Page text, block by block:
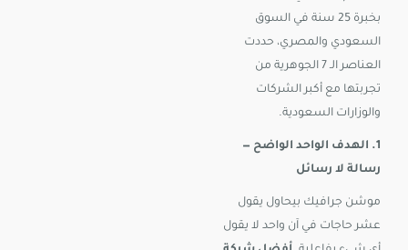
بخبرة 25 سنة في السوق
السعودي والمصري، حددت
العناصر الـ 7 الجوهرية من
تجربتها مع أكبر الشركات
والوزارات السعودية.
1. الهدف الواحد الواضح —
رسالة لا رسائل
موشن جرافيك بيحاول يقول
عشر حاجات في آن واحد لا يقول